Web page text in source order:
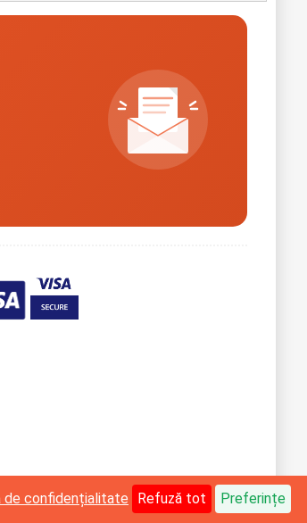
de confidențialitate Refuză tot Preferințe